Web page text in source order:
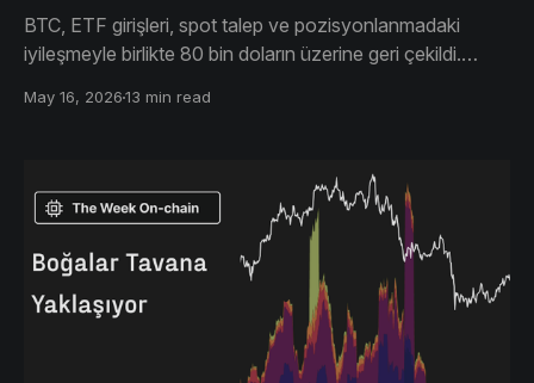
BTC, ETF girişleri, spot talep ve pozisyonlanmadaki
iyileşmeyle birlikte 80 bin doların üzerine geri çekildi.
civarındaki ağır arz yoğunluğu, inancın önceki boğa
May 16, 202613 min read